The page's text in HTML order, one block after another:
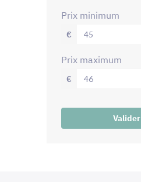
prix minimum
€
prix maximum
€
Valider